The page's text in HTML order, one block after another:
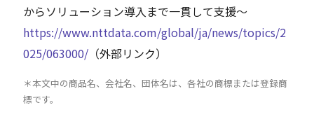
からソリューション導入まで一貫して支援～
https://www.nttdata.com/global/ja/news/topics/2
025/063000/ （外部リンク）
＊本文中の商品名、会社名、団体名は、各社の商標または登録商
標です。